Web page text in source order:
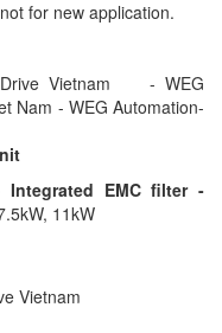
for new application.
Drive Vietnam - WEG
Nam - WEG Automation-
unit
Integrated EMC filter -
11kW
Vietnam